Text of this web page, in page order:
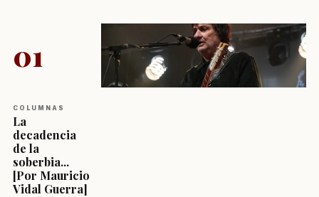
01
COLUMNAS
La
decadencia
de la
soberbia...
[Por Mauricio
Vidal Guerra]